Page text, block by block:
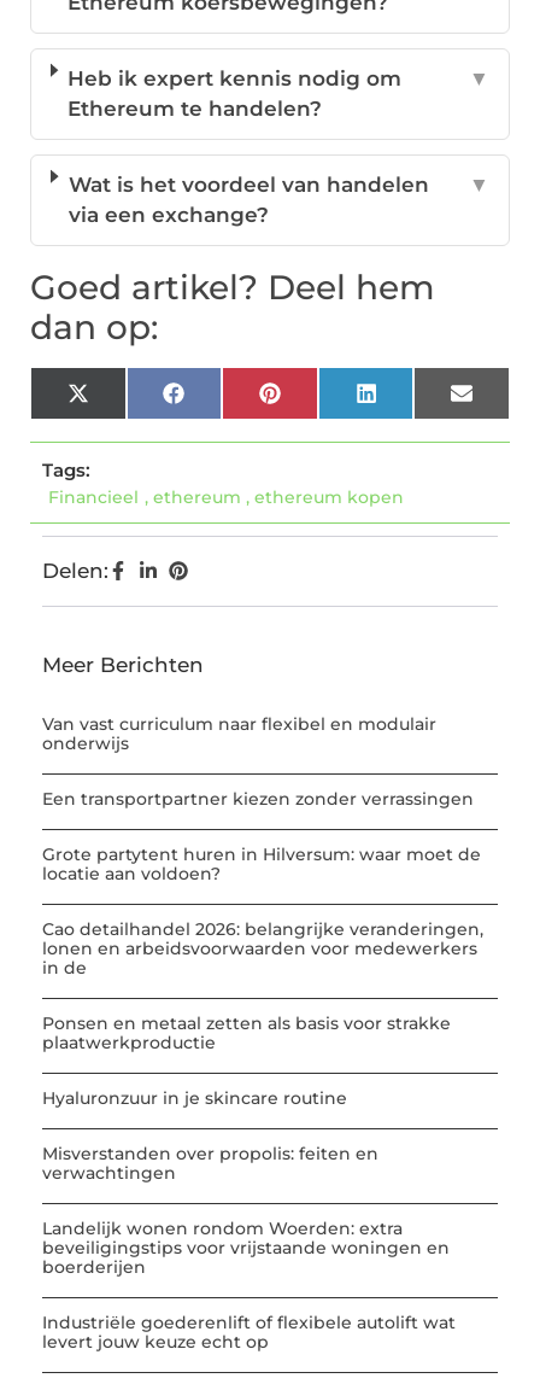
Heb ik expert kennis nodig om
Ethereum te handelen?
▼
Wat is het voordeel van handelen
via een exchange?
▼
Goed artikel? Deel hem
dan op:
X
(Twitter)
FacebookPinterestLinkedInEmail
Tags:
Financieel , ethereum , ethereum kopen
Delen:
Meer Berichten
Van vast curriculum naar flexibel en modulair
onderwijs
Een transportpartner kiezen zonder verrassingen
Grote partytent huren in Hilversum: waar moet de
locatie aan voldoen?
Cao detailhandel 2026: belangrijke veranderingen,
lonen en arbeidsvoorwaarden voor medewerkers
in de
Ponsen en metaal zetten als basis voor strakke
plaatwerkproductie
Hyaluronzuur in je skincare routine
Misverstanden over propolis: feiten en
verwachtingen
Landelijk wonen rondom Woerden: extra
beveiligingstips voor vrijstaande woningen en
boerderijen
Industriële goederenlift of flexibele autolift wat
levert jouw keuze echt op